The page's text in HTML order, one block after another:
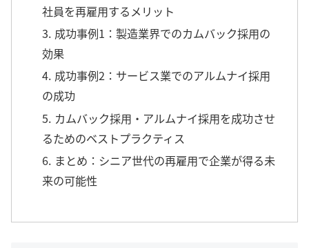
社員を再雇用するメリット
3. 成功事例1：製造業界でのカムバック採用の
効果
4. 成功事例2：サービス業でのアルムナイ採用
の成功
5. カムバック採用・アルムナイ採用を成功させ
るためのベストプラクティス
6. まとめ：シニア世代の再雇用で企業が得る未
来の可能性